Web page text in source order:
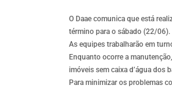
O Daae comunica que está
término para o sábado (22/06).
As equipes trabalharão em
Enquanto ocorre a
imóveis sem caixa d’água dos
Para minimizar os problemas